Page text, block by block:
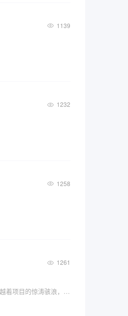
1139
1232
1258
1261
在IT世界的广阔海洋中，我们驾驶着一艘特殊的船只，它的名字叫做“Scrum”。这艘船并不是一艘普通的船，它承载着我们团队的智慧、激情和梦想，穿越着项目的惊涛骇浪，寻找着成功的彼岸。